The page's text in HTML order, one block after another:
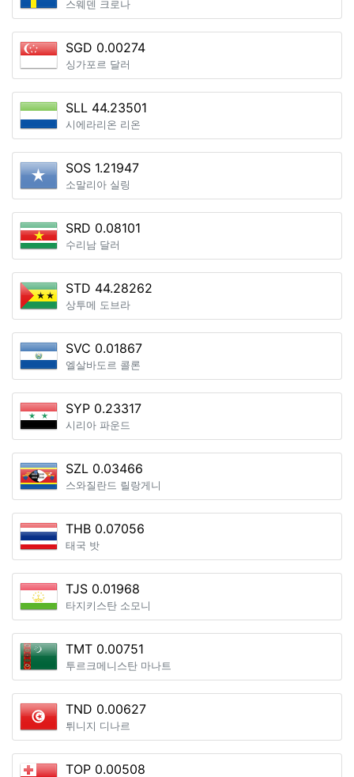
스웨덴 크로나
SGD 0.00274
싱가포르 달러
SLL 44.23501
시에라리온 리온
SOS 1.21947
소말리아 실링
SRD 0.08101
수리남 달러
STD 44.28262
상투메 도브라
SVC 0.01867
엘살바도르 콜론
SYP 0.23317
시리아 파운드
SZL 0.03466
스와질란드 릴랑게니
THB 0.07056
태국 밧
TJS 0.01968
타지키스탄 소모니
TMT 0.00751
투르크메니스탄 마나트
TND 0.00627
튀니지 디나르
TOP 0.00508